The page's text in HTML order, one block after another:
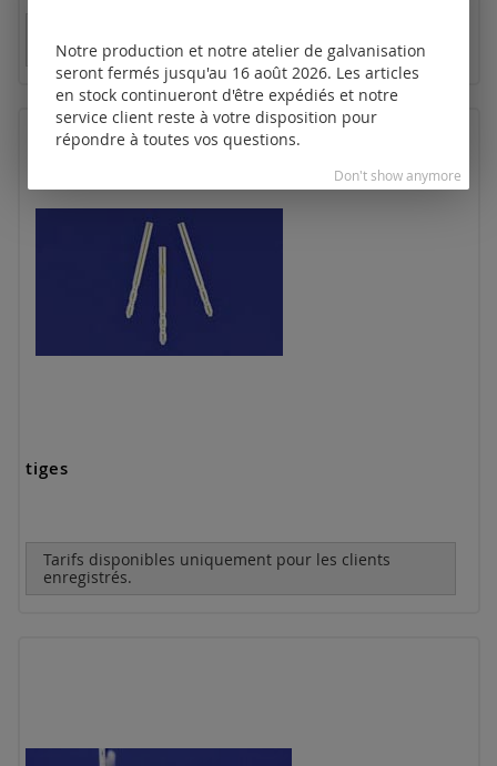
enregistrés.
tiges
Tarifs disponibles uniquement pour les clients
enregistrés.
Notre production et notre atelier de galvanisation
seront fermés jusqu'au 16 août 2026. Les articles
en stock continueront d'être expédiés et notre
service client reste à votre disposition pour
répondre à toutes vos questions.
Don't show anymore